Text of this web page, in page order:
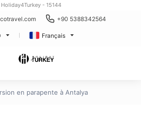
Holiday4Turkey - 15144
+90 5388342564
Français
en parapente à Antalya